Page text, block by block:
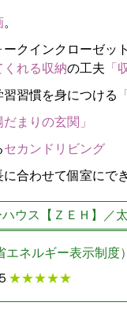
。
クインクローゼッ
くれる収納の工夫 「
習慣を身につける
だまりの玄関」
セカンドリビング
合わせて個室にで
ウス【ＺＥＨ】／
ネルギー表示制度）
★★★★★